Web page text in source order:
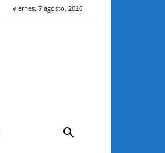
viernes, 7 agosto, 2026